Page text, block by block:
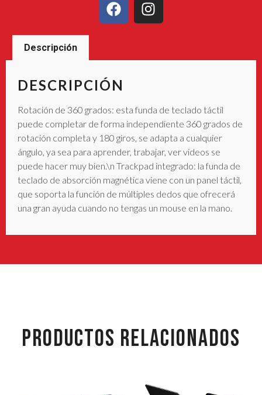
Descripción
DESCRIPCIÓN
Rotación de 360 grados: esta funda de teclado táctil
puede completar de forma independiente 360 grados de
rotación completa y 180 giros, se adapta a cualquier
ángulo, ya sea para aprender, trabajar, ver videos se
puede hacer muy bien.\n Trackpad integrado: la funda de
teclado de absorción magnética viene con un panel táctil,
que soporta la función de múltiples dedos que ofrecerá
una gran ayuda cuando no tengas un mouse en la mano.
PRODUCTOS RELACIONADOS